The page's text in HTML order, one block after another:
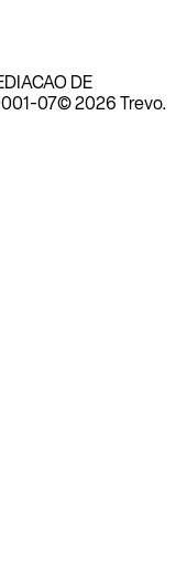
DE
07© 2026 Trevo.